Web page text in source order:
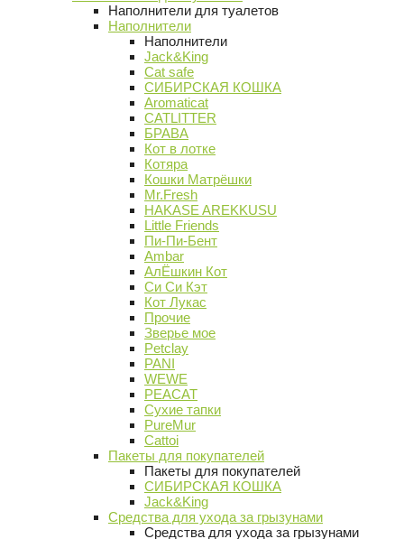
Наполнители для туалетов
Наполнители
Наполнители
Jack&King
Cat safe
СИБИРСКАЯ КОШКА
Aromaticat
CATLITTER
БРАВА
Кот в лотке
Котяра
Кошки Матрёшки
Mr.Fresh
HAKASE AREKKUSU
Little Friends
Пи-Пи-Бент
Ambar
АлЁшкин Кот
Си Си Кэт
Кот Лукас
Прочие
Зверье мое
Petclay
PANI
WEWE
PEACAT
Сухие тапки
PureMur
Cattoi
Пакеты для покупателей
Пакеты для покупателей
СИБИРСКАЯ КОШКА
Jack&King
Средства для ухода за грызунами
Средства для ухода за грызунами